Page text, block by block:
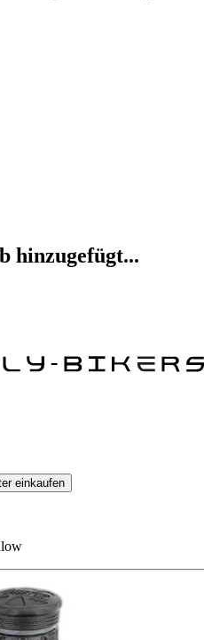
hinzugefügt...
einkaufen